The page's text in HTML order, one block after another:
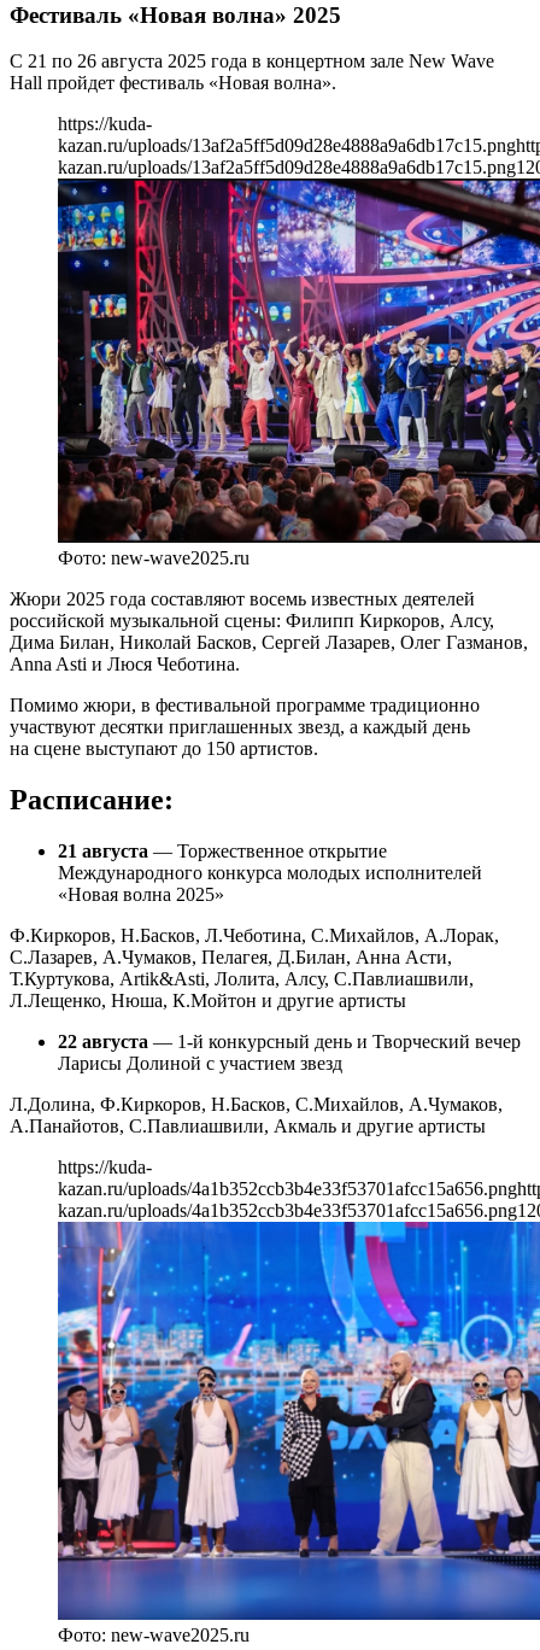
Фестиваль «Новая волна» 2025
С 21 по 26 августа 2025 года в концертном зале New Wave
Hall пройдет фестиваль «Новая волна».
https://kuda-
kazan.ru/uploads/13af2a5ff5d09d28e4888a9a6db17c15.png
kazan.ru/uploads/13af2a5ff5d09d28e4888a9a6db17c15.png
Фото: new-wave2025.ru
Жюри 2025 года составляют восемь известных деятелей
российской музыкальной сцены: Филипп Киркоров, Алсу,
Дима Билан, Николай Басков, Сергей Лазарев, Олег Газманов,
Anna Asti и Люся Чеботина.
Помимо жюри, в фестивальной программе традиционно
участвуют десятки приглашенных звезд, а каждый день
на сцене выступают до 150 артистов.
Расписание:
21 августа — Торжественное открытие
Международного конкурса молодых исполнителей
«Новая волна 2025»
Ф.Киркоров, Н.Басков, Л.Чеботина, С.Михайлов, А.Лорак,
С.Лазарев, А.Чумаков, Пелагея, Д.Билан, Анна Асти,
Т.Куртукова, Artik&Asti, Лолита, Алсу, С.Павлиашвили,
Л.Лещенко, Нюша, К.Мойтон и другие артисты
22 августа — 1-й конкурсный день и Творческий вечер
Ларисы Долиной с участием звезд
Л.Долина, Ф.Киркоров, Н.Басков, С.Михайлов, А.Чумаков,
А.Панайотов, С.Павлиашвили, Акмаль и другие артисты
https://kuda-
kazan.ru/uploads/4a1b352ccb3b4e33f53701afcc15a656.png
kazan.ru/uploads/4a1b352ccb3b4e33f53701afcc15a656.png
Фото: new-wave2025.ru